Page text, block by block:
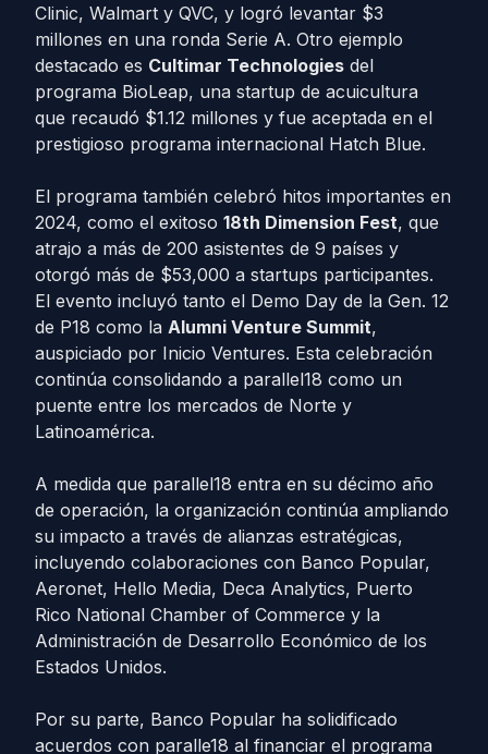
Clinic, Walmart y QVC, y logró levantar $3
millones en una ronda Serie A. Otro ejemplo
destacado es Cultimar Technologies del
programa BioLeap, una startup de acuicultura
que recaudó $1.12 millones y fue aceptada en el
prestigioso programa internacional Hatch Blue.
El programa también celebró hitos importantes en
2024, como el exitoso 18th Dimension Fest, que
atrajo a más de 200 asistentes de 9 países y
otorgó más de $53,000 a startups participantes.
El evento incluyó tanto el Demo Day de la Gen. 12
de P18 como la Alumni Venture Summit,
auspiciado por Inicio Ventures. Esta celebración
continúa consolidando a parallel18 como un
puente entre los mercados de Norte y
Latinoamérica.
A medida que parallel18 entra en su décimo año
de operación, la organización continúa ampliando
su impacto a través de alianzas estratégicas,
incluyendo colaboraciones con Banco Popular,
Aeronet, Hello Media, Deca Analytics, Puerto
Rico National Chamber of Commerce y la
Administración de Desarrollo Económico de los
Estados Unidos.
Por su parte, Banco Popular ha solidificado
acuerdos con paralle18 al financiar el programa